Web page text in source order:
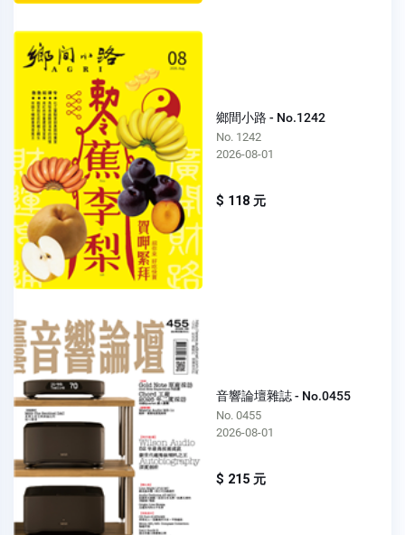
鄉間小路 - No.1242
No. 1242
2026-08-01
$ 118 元
音響論壇雜誌 - No.0455
No. 0455
2026-08-01
$ 215 元